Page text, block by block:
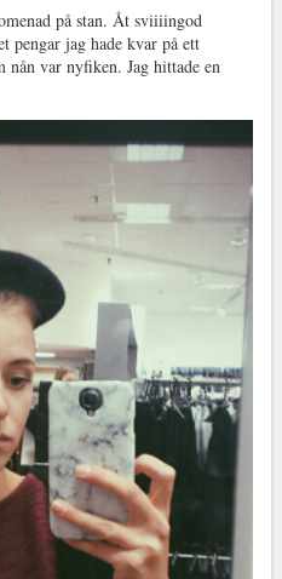
på stan. Åt sviiiingod
pengar jag hade kvar på ett
var nyfiken. Jag hittade en